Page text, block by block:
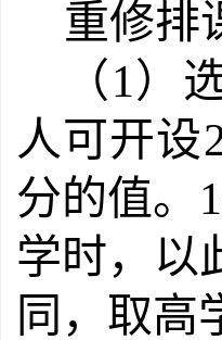
重修排
（1）
人可开设
分的值。
学时，以
同，取高